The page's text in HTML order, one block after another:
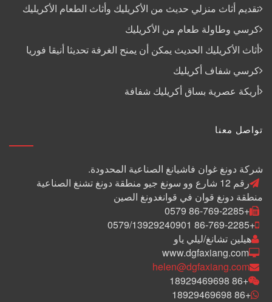
تقديم أثاث منزلي حديث من الأكريليك وأثاث الطعام الأكريليك
كرسي وطاولة طعام من الأكريليك
أثاث الأكريليك الحديث يمكن أن يمنح الغرفة تحديثا أنيقا فوريا
كرسي شفاف أكريليك
أريكة عصرية بساق أكريليك شفافة
تواصل معنا
شركة دونغ غوان فاشيانغ الصناعية المحدودة.
رقم 12 شارع وو سونغ جيو منطقة دونغ تشنغ الصناعية
منطقة دونغ قوان في قوانغدونغ الصين
+86-769-2285 0579
+86-769-2285 0579/13929240901
هيلين تشانغ/ليلي ياو
www.dgfaxiang.com
helen@dgfaxiang.com
+86 18929469698
+86 18929469698